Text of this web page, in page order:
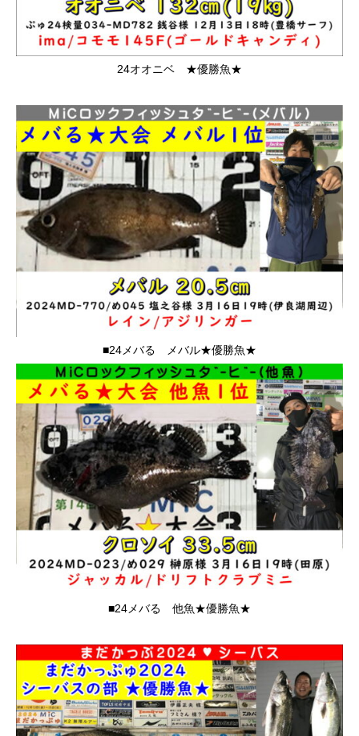
24オオニベ ★優勝魚★
■24メバる メバル★優勝魚★
■24メバる 他魚★優勝魚★
電話番号 お問合せ Instagram ショップ